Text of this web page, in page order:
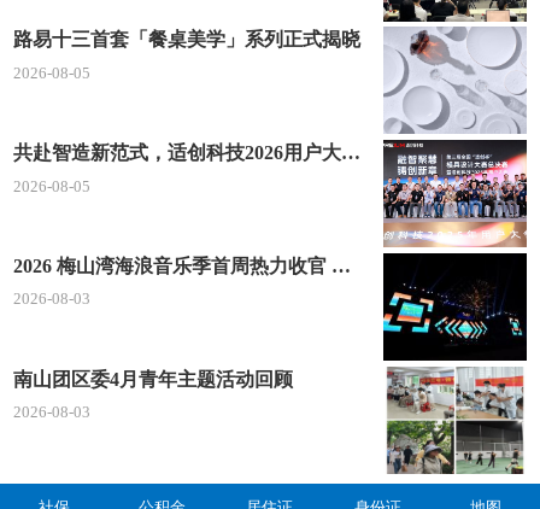
路易十三首套「餐桌美学」系列正式揭晓
2026-08-05
共赴智造新范式，适创科技2026用户大会将于深圳启幕
2026-08-05
2026 梅山湾海浪音乐季首周热力收官 文体旅深度融合点燃滨海夏日经济
2026-08-03
南山团区委4月青年主题活动回顾
2026-08-03